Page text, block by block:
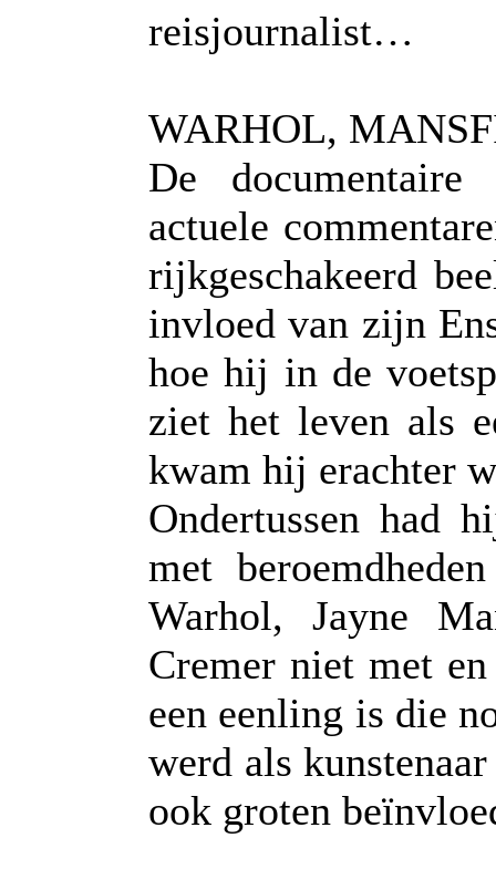
reisjournalist…
WARHOL,
De documentaire
actuele
rijkgeschakeerd
invloed van zijn
hoe hij in de
ziet het leven als
kwam hij erachter
Ondertussen had
met
Warhol, Jayne
Cremer niet met
een eenling is die
werd als
ook groten